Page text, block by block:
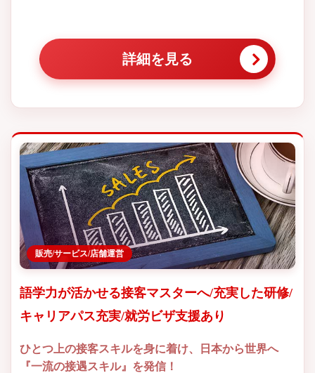
詳細を見る
販売/サービス/店舗運営
語学力が活かせる接客マスターへ/充実した研修/
キャリアパス充実/就労ビザ支援あり
ひとつ上の接客スキルを身に着け、日本から世界へ
『一流の接遇スキル』を発信！